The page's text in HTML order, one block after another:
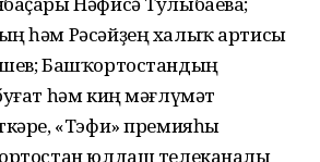
һәм Рәсәйҙең халыҡ артисы
Башҡортостандың
һәм киң мәғлүмәт
«Тэфи» премияһы
юлдаш телеканалы